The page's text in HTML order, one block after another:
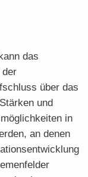
das
der
über das
und
in
an denen